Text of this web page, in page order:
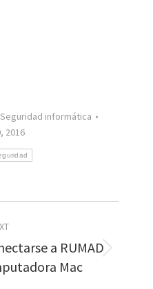
Seguridad informática
2016
post:
a RUMAD
Mac